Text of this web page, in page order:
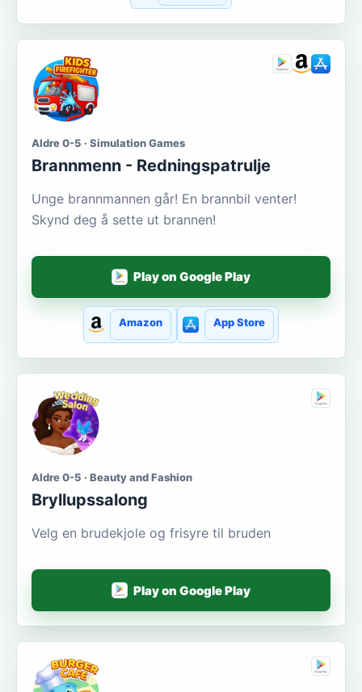
Aldre 0-5 · Simulation Games
Brannmenn - Redningspatrulje
Unge brannmannen går! En brannbil venter!
Skynd deg å sette ut brannen!
Play on Google Play
Amazon App Store
Aldre 0-5 · Beauty and Fashion
Bryllupssalong
Velg en brudekjole og frisyre til bruden
Play on Google Play